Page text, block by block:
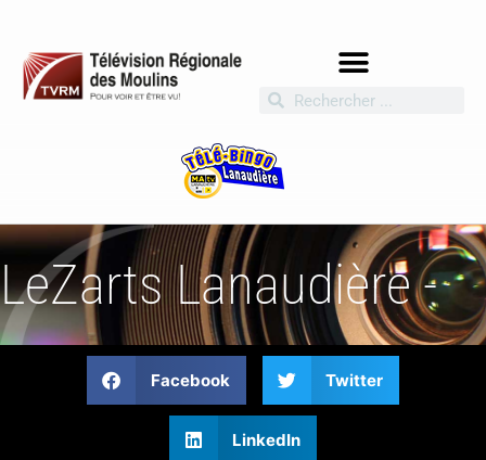
LeZarts Lanaudière -
Facebook Twitter
LinkedIn